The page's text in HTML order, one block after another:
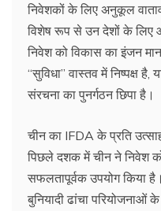
निवेशकों के लिए अनुकूल
विशेष रूप से उन देशों के लिए
निवेश को विकास का इंजन
“सुविधा” वास्तव में निष्पक्ष
संरचना का पुनर्गठन छिपा है।
चीन का IFDA के प्रति
पिछले दशक में चीन ने निवेश
सफलतापूर्वक उपयोग किया
बुनियादी ढांचा